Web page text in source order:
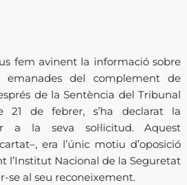
fem avinent la informació sobre
emanades del complement de
de la Sentència del Tribunal
21 de febrer, s’ha declarat la
a la seva sol·licitud. Aquest
era l’únic motiu d’oposició
l’Institut Nacional de la Seguretat
se al seu reconeixement.